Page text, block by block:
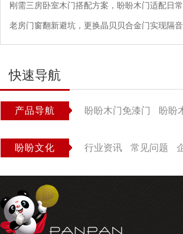
刚需三房卧室木门搭配方案，盼盼木门适配日
老房门窗翻新避坑，更换晶贝贝合金门实现隔
快速导航
产品导航 盼盼木门免漆门 盼盼
盼盼文化 行业资讯 常见问题